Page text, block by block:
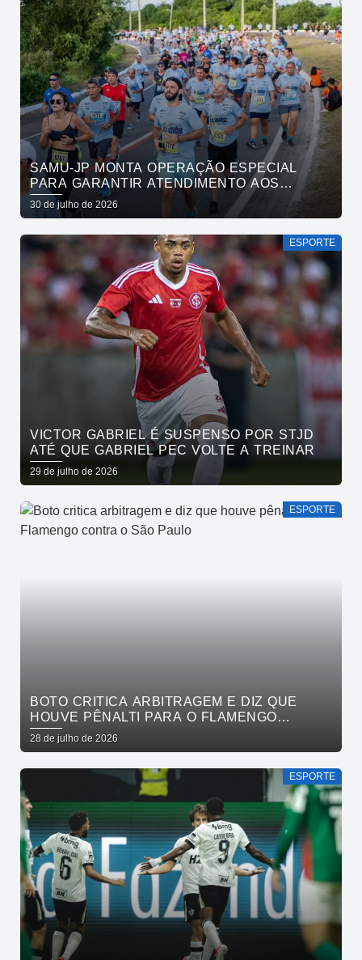
SAMU-JP MONTA OPERAÇÃO ESPECIAL
PARA GARANTIR ATENDIMENTO AOS
ATLETAS DA MARATONA INTERNACIONAL
DE JOÃO PESSOA
30 de julho de 2026
ESPORTE
VICTOR GABRIEL É SUSPENSO POR STJD
ATÉ QUE GABRIEL PEC VOLTE A TREINAR
29 de julho de 2026
ESPORTE
BOTO CRITICA ARBITRAGEM E DIZ QUE
HOUVE PÊNALTI PARA O FLAMENGO
CONTRA O SÃO PAULO
28 de julho de 2026
ESPORTE